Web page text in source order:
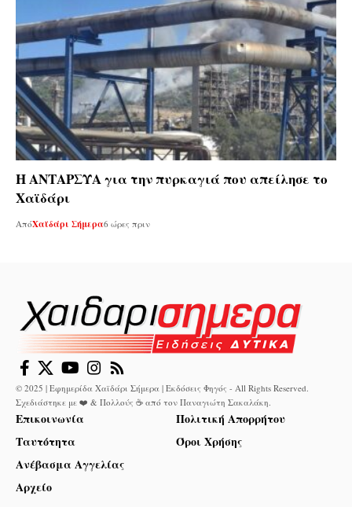
Η ΑΝΤΑΡΣΥΑ για την πυρκαγιά που απείλησε το
Χαϊδάρι
ΑπόΧαϊδάρι Σήμερα6 ώρες πριν
© 2025 | Εφημερίδα Χαϊδάρι Σήμερα | Εκδόσεις Φηγός - All Rights Reserved.
Σχεδιάστηκε με ❤️ & Πολλούς ☕ από τον Παναγιώτη Σακαλάκη
Επικοινωνία
Ταυτότητα
Ανέβασμα Αγγελίας
Αρχείο
Πολιτική Απορρήτου
Όροι Χρήσης